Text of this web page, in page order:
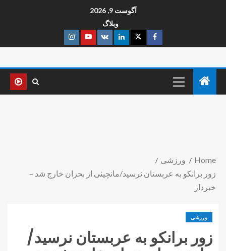
آگوست 9, 2026
وبلاگ
Home
ورزشی
زور برانکو به عربستان نرسید/مانچینی از بحران خارج شد –
خبردار
ورزشی
زور برانکو به عربستان نرسید/